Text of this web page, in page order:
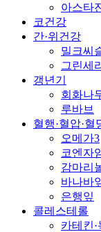
아스타
코건강
간·위건강
밀크씨
그린세
갱년기
회화나
루바브
혈행·혈압·혈
오메가3
코엔자
감마리
바나바
은행잎
콜레스테롤
카테킨